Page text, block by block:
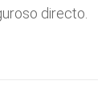
directo.